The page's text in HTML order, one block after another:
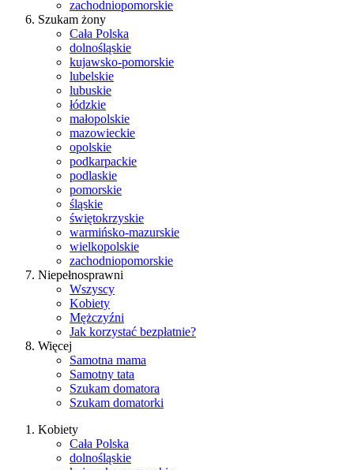
zachodniopomorskie
Szukam żony
Cała Polska
dolnośląskie
kujawsko-pomorskie
lubelskie
lubuskie
łódzkie
małopolskie
mazowieckie
opolskie
podkarpackie
podlaskie
pomorskie
śląskie
świętokrzyskie
warmińsko-mazurskie
wielkopolskie
zachodniopomorskie
Niepełnosprawni
Wszyscy
Kobiety
Mężczyźni
Jak korzystać bezpłatnie?
Więcej
Samotna mama
Samotny tata
Szukam domatora
Szukam domatorki
Kobiety
Cała Polska
dolnośląskie